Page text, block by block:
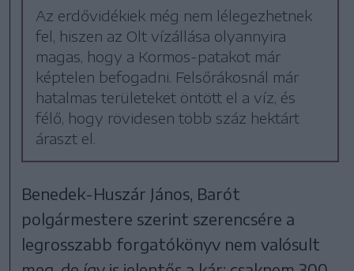
Az erdővidékiek még nem lélegezhetnek
fel, hiszen az Olt vízállása olyannyira
magas, hogy a Kormos-patakot már
képtelen befogadni. Felsőrákosnál már
hatalmas területeket öntött el a víz, és
félő, hogy rövidesen több száz hektárt
áraszt el.
Benedek-Huszár János, Barót
polgármestere szerint szerencsére a
legrosszabb forgatókönyv nem valósult